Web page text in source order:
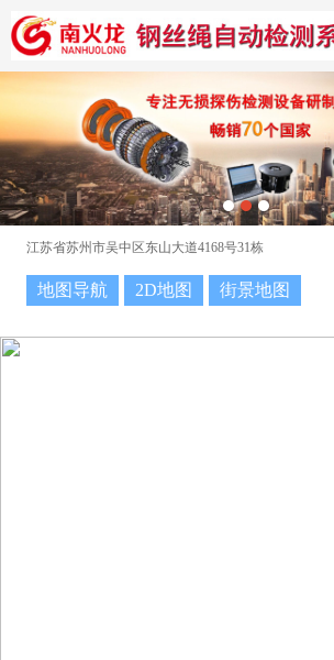
江苏省苏州市吴中区东山大道4168号31栋
地图导航 2D地图 街景地图